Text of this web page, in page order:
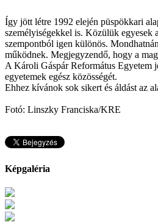
Így jött létre 1992 elején püspökkari
személyiségekkel is. Közülük egyesek
szempontból igen különös.
működnek. Megjegyzendő, hogy a
A Károli Gáspár Református Egyetem
egyetemek egész közösségét.
Ehhez kívánok sok sikert és áldást az
Fotó: Linszky Franciska/KRE
Képgaléria